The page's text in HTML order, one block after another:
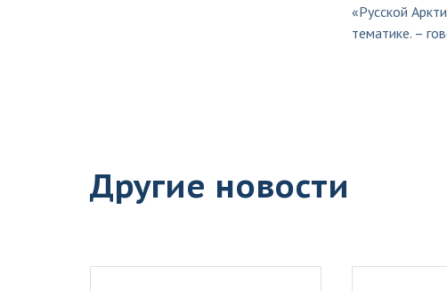
«Русской
тематике. –
Другие новости